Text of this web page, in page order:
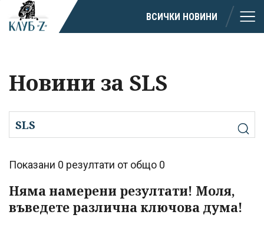
ВСИЧКИ НОВИНИ
Новини за SLS
Показани 0 резултати от общо 0
Няма намерени резултати! Моля,
въведете различна ключова дума!